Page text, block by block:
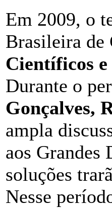
Em 2009, o
Brasileira de
Científicos e
Durante o
Gonçalves,
ampla
aos Grandes
soluções
Nesse